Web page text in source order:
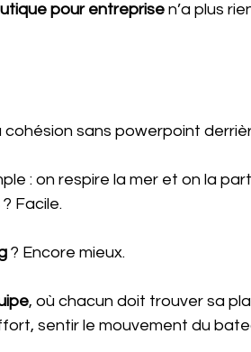
pour entreprise n’a plus
sans powerpoint
: on respire la mer et on la
? Facile.
? Encore mieux.
, où chacun doit trouver sa
sentir le mouvement du